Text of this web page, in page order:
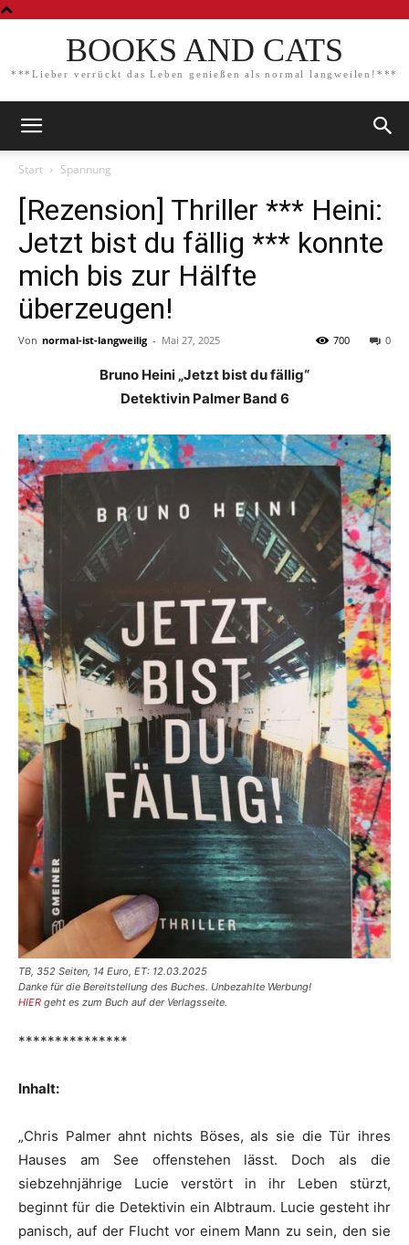
BOOKS AND CATS
***Lieber verrückt das Leben genießen als normal langweilen!***
Start Spannung
[Rezension] Thriller *** Heini:
Jetzt bist du fällig *** konnte
mich bis zur Hälfte
überzeugen!
Von normal-ist-langweilig - Mai 27, 2025 0
700
Bruno Heini „Jetzt bist du fällig“
Detektivin Palmer Band 6
TB, 352 Seiten, 14 Euro, ET: 12.03.2025
Danke für die Bereitstellung des Buches. Unbezahlte Werbung!
HIER geht es zum Buch auf der Verlagsseite.
***************
Inhalt:
„Chris Palmer ahnt nichts Böses, als sie die Tür ihres
Hauses am See offenstehen lässt. Doch als die
siebzehnjährige Lucie verstört in ihr Leben stürzt,
beginnt für die Detektivin ein Albtraum. Lucie gesteht ihr
panisch, auf der Flucht vor einem Mann zu sein, den sie